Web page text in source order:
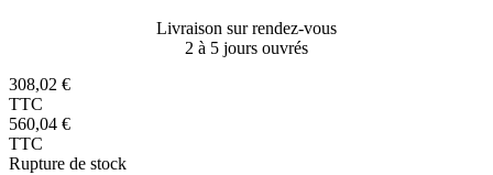
Livraison sur rendez-vous
2 à 5 jours ouvrés
308,02 €
TTC
560,04 €
TTC
Rupture de stock